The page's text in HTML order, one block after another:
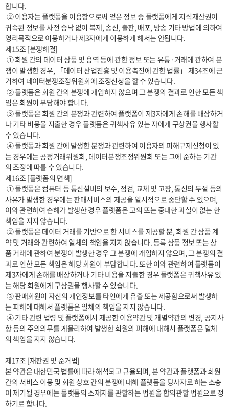
합니다.
귀속된 정보를 사전 승낙 없이 복제, 송신, 출판, 배포, 방송 기타 방법에 의하여
영리목적으로 이용하거나 제3자에게 이용하게 해서는 안됩니다.
제15조 [분쟁해결]
쟁이 발생한 경우, 「데이터 산업진흥 및 이용촉진에 관한 법률」 제34조에 근
거하여 데이터분쟁조정위원회에 조정신청을 할 수 있습니다.
임은 회원이 부담해야 합니다.
나 기타 비용을 지출한 경우 플랫폼은 귀책사유 있는 자에게 구상권을 행사할
수 있습니다.
는 경우에는 공정거래위원회, 데이터분쟁조정위원회 또는 그에 준하는 기관
의 조정에 따를 수 있습니다.
제16조 [플랫폼의 면책]
사유가 발생한 경우에는 판매서비스의 제공을 일시적으로 중단할 수 있으며,
이와 관련하여 손해가 발생한 경우 플랫폼은 고의 또는 중대한 과실이 없는 한
책임을 지지 않습니다.
약 및 거래와 관련하여 일체의 책임을 지지 않습니다. 등록 상품 정보 또는 상
품 거래에 관하여 분쟁이 발생한 경우 그 분쟁에 개입하지 않으며, 그 분쟁의 결
과로 인한 모든 책임은 해당 회원이 부담합니다. 또한 이와 관련하여 플랫폼이
제3자에게 손해를 배상하거나 기타 비용을 지출한 경우 플랫폼은 귀책사유 있
는 해당 회원에게 구상권을 행사할 수 있습니다.
는 피해에 대해서 플랫폼은 일체의 책임을 지지 않습니다.
항 등의 주의의무를 게을리하여 발생한 회원의 피해에 대해서 플랫폼은 일체
의 책임을 지지 않습니다.
제17조 [재판권 및 준거법]
본 약관은 대한민국 법률에 따라 해석되고 규율되며, 본 약관과 플랫폼과 회원
간의 서비스 이용 및 회원 상호 간의 분쟁에 대해 플랫폼을 당사자로 하는 소송
이 제기될 경우에는 플랫폼의 소재지를 관할하는 법원을 합의관할 법원으로 정
하기로 합니다.